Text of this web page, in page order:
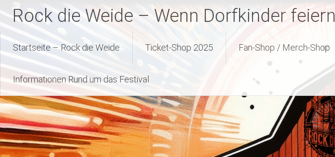
InhaltRock die Weide – Wenn Dorfkinder feiern
Startseite – Rock die Weide Ticket-Shop 2025 Fan-Shop / Merch-Shop
Informationen Rund um das Festival